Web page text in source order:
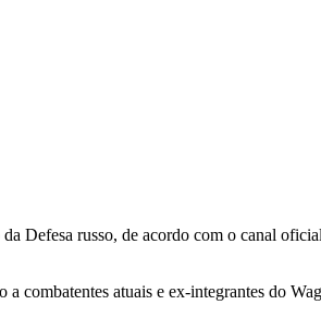
Defesa russo, de acordo com o canal
combatentes atuais e ex-integrantes do